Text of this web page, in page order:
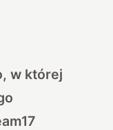
w której